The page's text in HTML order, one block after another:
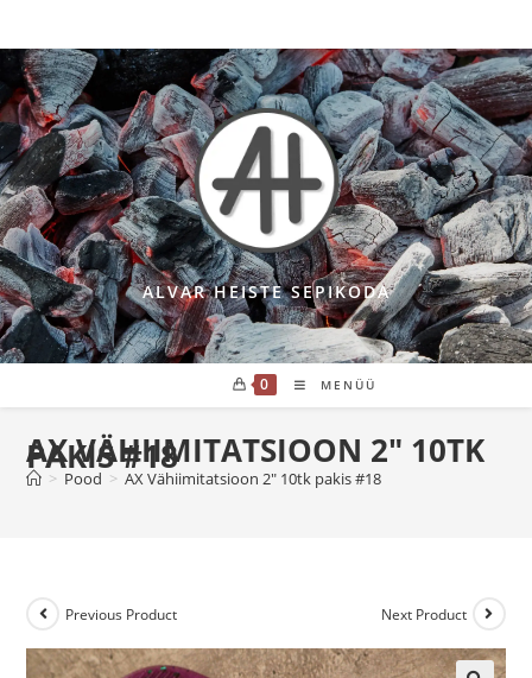
to
content
ALVAR HEISTE SEPIKODA
0 MENÜÜ
AX VÄHIIMITATSIOON 2″ 10TK
PAKIS #18
> Pood > AX Vähiimitatsioon 2″ 10tk pakis #18
Previous Product Next Product